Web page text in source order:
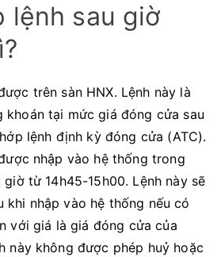
lệnh sau giờ
trên sàn HNX. Lệnh này là
khoán tại mức giá đóng cửa sau
lệnh định kỳ đóng cửa (ATC).
nhập vào hệ thống trong
giờ từ 14h45-15h00. Lệnh này sẽ
khi nhập vào hệ thống nếu có
với giá là giá đóng cửa của
này không được phép huỷ hoặc